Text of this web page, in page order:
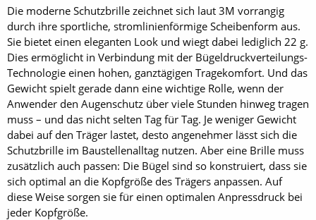
Die moderne Schutzbrille zeichnet sich laut 3M vorrangig
durch ihre sportliche, stromlinienförmige Scheibenform aus.
Sie bietet einen eleganten Look und wiegt dabei lediglich 22 g.
Dies ermöglicht in Verbindung mit der Bügeldruckverteilungs-
Technologie einen hohen, ganztägigen Tragekomfort. Und das
Gewicht spielt gerade dann eine wichtige Rolle, wenn der
Anwender den Augenschutz über viele Stunden hinweg tragen
muss – und das nicht selten Tag für Tag. Je weniger Gewicht
dabei auf den Träger lastet, desto angenehmer lässt sich die
Schutzbrille im Baustellenalltag nutzen. Aber eine Brille muss
zusätzlich auch passen: Die Bügel sind so konstruiert, dass sie
sich optimal an die Kopfgröße des Trägers anpassen. Auf
diese Weise sorgen sie für einen optimalen Anpressdruck bei
jeder Kopfgröße.